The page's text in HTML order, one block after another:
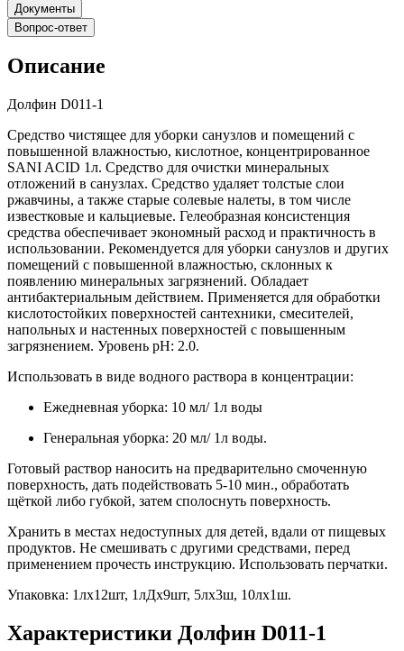
Документы
Вопрос-ответ
Описание
Долфин D011-1
Средство чистящее для уборки санузлов и помещений с
повышенной влажностью, кислотное, концентрированное
SANI ACID 1л. Средство для очистки минеральных
отложений в санузлах. Средство удаляет толстые слои
ржавчины, а также старые солевые налеты, в том числе
известковые и кальциевые. Гелеобразная консистенция
средства обеспечивает экономный расход и практичность в
использовании. Рекомендуется для уборки санузлов и других
помещений с повышенной влажностью, склонных к
появлению минеральных загрязнений. Обладает
антибактериальным действием. Применяется для обработки
кислотостойких поверхностей сантехники, смесителей,
напольных и настенных поверхностей с повышенным
загрязнением. Уровень pH: 2.0.
Использовать в виде водного раствора в концентрации:
Ежедневная уборка: 10 мл/ 1л воды
Генеральная уборка: 20 мл/ 1л воды.
Готовый раствор наносить на предварительно смоченную
поверхность, дать подействовать 5-10 мин., обработать
щёткой либо губкой, затем сполоснуть поверхность.
Хранить в местах недоступных для детей, вдали от пищевых
продуктов. Не смешивать с другими средствами, перед
применением прочесть инструкцию. Использовать перчатки.
Упаковка: 1лх12шт, 1лДх9шт, 5лх3ш, 10лх1ш.
Характеристики Долфин D011-1